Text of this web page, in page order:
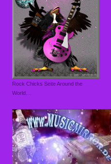
Rock Chicks Seite Around the
World....